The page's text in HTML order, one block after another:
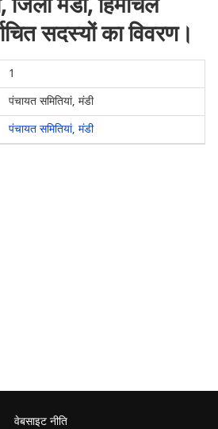
सदस्यों का विवरण।
1
पंचायत समितियां, मंडी
पंचायत समितियां, मंडी
वेबसाइट नीति